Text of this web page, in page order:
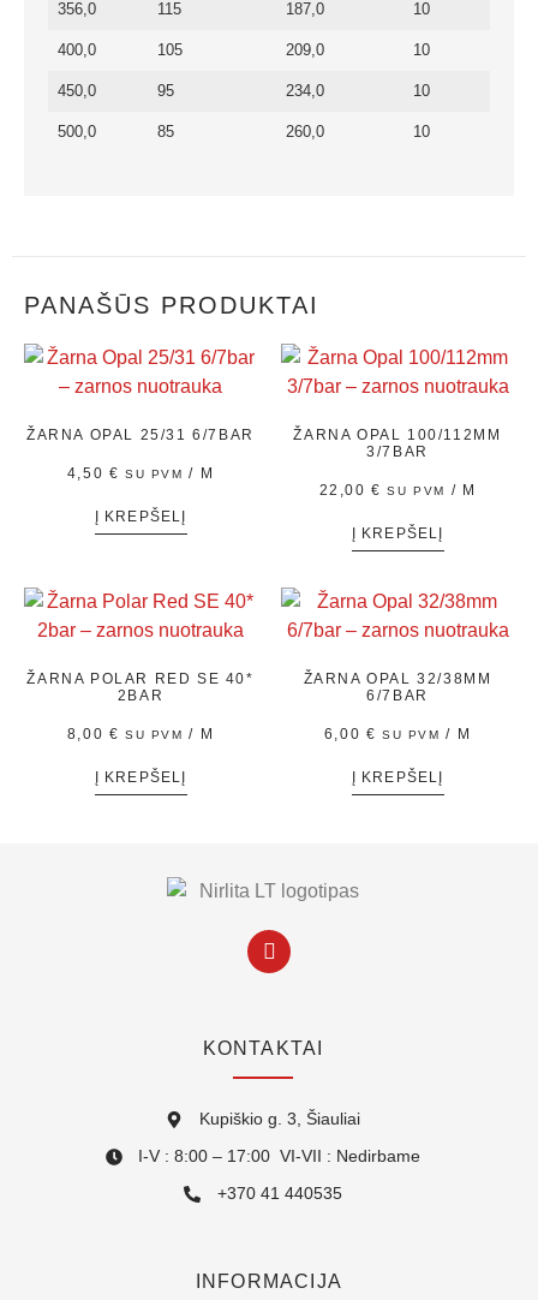
356,0 115 187,0 10
400,0 105 209,0 10
450,0 95 234,0 10
500,0 85 260,0 10
PANAŠŪS PRODUKTAI
ŽARNA OPAL 25/31 6/7BAR
4,50 € SU PVM / M
Į KREPŠELĮ
ŽARNA OPAL 100/112MM
3/7BAR
22,00€ SU PVM / M
Į KREPŠELĮ
ŽARNA POLAR RED SE 40*
2BAR
8,00 € SU PVM / M
Į KREPŠELĮ
ŽARNA OPAL 32/38MM
6/7BAR
6,00 € SU PVM / M
Į KREPŠELĮ
KONTAKTAI
Kupiškio g. 3, Šiauliai
I-V : 8:00 – 17:00 VI-VII : Nedirbame
+370 41 440535
INFORMACIJA